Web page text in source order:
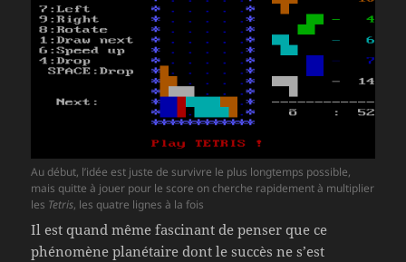
Au début, l’idée est juste de survivre le plus longtemps possible,
mais quitte à jouer pour le score on cherche rapidement à multiplier
les Tetris, les quatre lignes à la fois
Il est quand même fascinant de penser que ce
phénomène planétaire dont le succès ne s’est